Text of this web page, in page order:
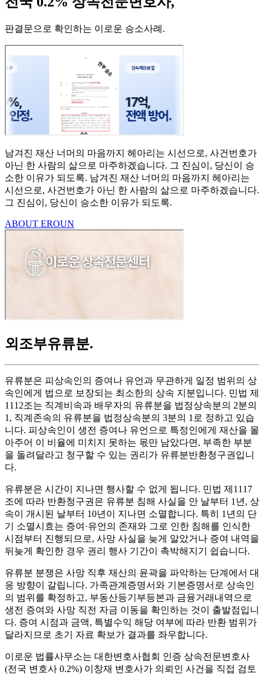
판결문으로 확인하는 이로운 승소사례 .
남겨진 재산 너머의 마음까지 헤아리는 시선으로, 사건번호가
아닌 한 사람의 삶으로 마주하겠습니다. 그 진심이, 당신이 승
소한 이유가 되도록. 남겨진 재산 너머의 마음까지 헤아리는
시선으로, 사건번호가 아닌 한 사람의 삶으로 마주하겠습니다.
그 진심이, 당신이 승소한 이유가 되도록.
ABOUT EROUN
외조부유류분.
유류분은 피상속인의 증여나 유언과 무관하게 일정 범위의 상
속인에게 법으로 보장되는 최소한의 상속 지분입니다. 민법 제
1112조는 직계비속과 배우자의 유류분을 법정상속분의 2분의
1, 직계존속의 유류분을 법정상속분의 3분의 1로 정하고 있습
니다. 피상속인이 생전 증여나 유언으로 특정인에게 재산을 몰
아주어 이 비율에 미치지 못하는 몫만 남았다면, 부족한 부분
을 돌려달라고 청구할 수 있는 권리가 유류분반환청구권입니
다.
유류분은 시간이 지나면 행사할 수 없게 됩니다. 민법 제1117
조에 따라 반환청구권은 유류분 침해 사실을 안 날부터 1년, 상
속이 개시된 날부터 10년이 지나면 소멸합니다. 특히 1년의 단
기 소멸시효는 증여·유언의 존재와 그로 인한 침해를 인식한
시점부터 진행되므로, 사망 사실을 늦게 알았거나 증여 내역을
뒤늦게 확인한 경우 권리 행사 기간이 촉박해지기 쉽습니다.
유류분 분쟁은 사망 직후 재산의 윤곽을 파악하는 단계에서 대
응 방향이 갈립니다. 가족관계증명서와 기본증명서로 상속인
의 범위를 확정하고, 부동산등기부등본과 금융거래내역으로
생전 증여와 사망 직전 자금 이동을 확인하는 것이 출발점입니
다. 증여 시점과 금액, 특별수익 해당 여부에 따라 반환 범위가
달라지므로 초기 자료 확보가 결과를 좌우합니다.
이로운 법률사무소는 대한변호사협회 인증 상속전문변호사
(전국 변호사 0.2%) 이창재 변호사가 의뢰인 사건을 직접 검토